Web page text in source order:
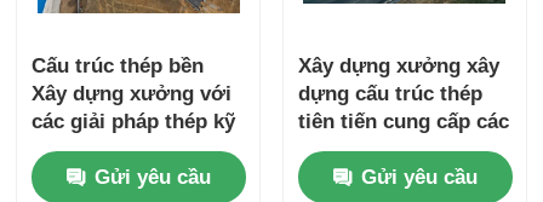
Cấu trúc thép bền
Xây dựng xưởng với
các giải pháp thép kỹ
thuật sẵn có thể tùy
chỉnh để tối đa hóa
Gửi yêu cầu
Xây dựng xưởng xây
dựng cấu trúc thép
tiên tiến cung cấp các
giải pháp thép bền và
tùy chỉnh cho tối ưu
Gửi yêu cầu